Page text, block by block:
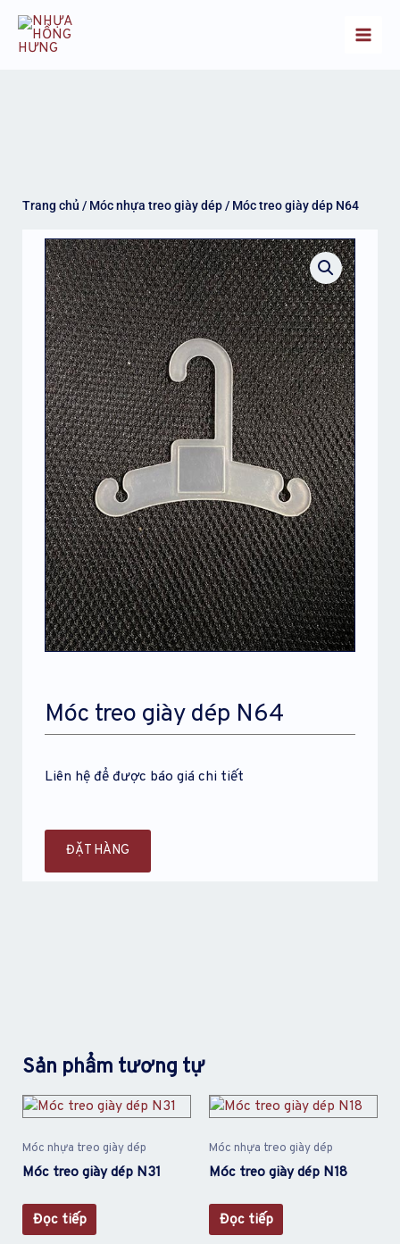
Trang chủ / Móc nhựa treo giày dép/ Móc treo giày dép N64
Móc treo giày dép N64
Liên hệ để được báo giá chi tiết
ĐẶT HÀNG
Sản phẩm tương tự
Móc nhựa treo giày dép
Móc treo giày dép N31
Đọc tiếp
Móc nhựa treo giày dép
Móc treo giày dép N18
Đọc tiếp